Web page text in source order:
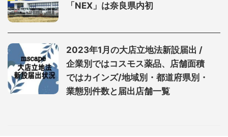
「NEX」は奈良県内初
2023年1月の大店立地法新設届出 /
企業別ではコスモス薬品、店舗面積
ではカインズ/地域別・都道府県別・
業態別件数と届出店舗一覧